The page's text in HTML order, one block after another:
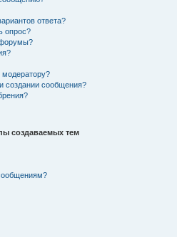
ответа?
опрос?
создании сообщения?
создаваемых тем